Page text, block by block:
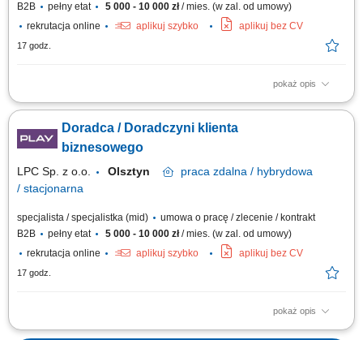
B2B
pełny etat 5 000 - 10 000 zł/ mies. (w zal. od umowy)
rekrutacja online
aplikuj szybko aplikuj bez CV
17 godz.
pokaż opis
Zakres obowiązków: Sprzedaż łączy światłowodowych — standardowych
sygnały zakupowe (nowa hala, nowy oddział, rekrutacja informatyka),
polecenia od obecnych klientów i od lokalnych firm IT; Wizje lokalne i
Doradca / Doradczyni klienta
biznesowego
LPC Sp. z o.o. Olsztyn praca zdalna / hybrydowa
/ stacjonarna
specjalista / specjalistka (mid)
umowa o pracę / zlecenie / kontrakt
B2B
pełny etat 5 000 - 10 000 zł/ mies. (w zal. od umowy)
rekrutacja online
aplikuj szybko aplikuj bez CV
17 godz.
pokaż opis
Zakres obowiązków: Sprzedaż łączy światłowodowych — standardowych